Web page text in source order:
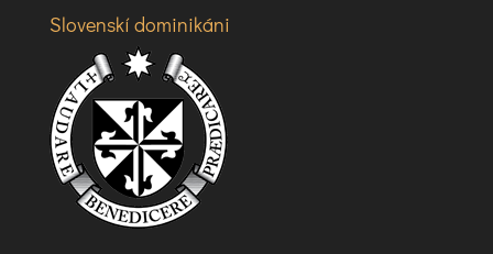
Slovenskí dominikáni